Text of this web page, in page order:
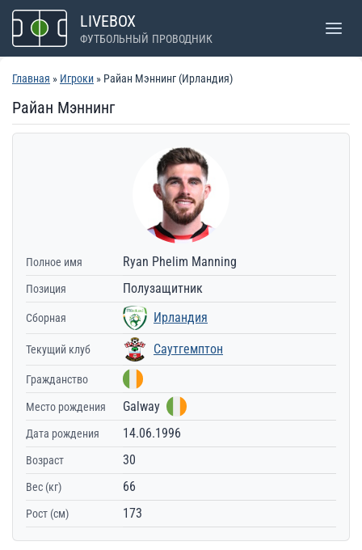
Перейти
содержимому
LIVEBOX
ФУТБОЛЬНЫЙ ПРОВОДНИК
Главная » Игроки » Райан Мэннинг (Ирландия)
Райан Мэннинг
Полное имя Ryan Phelim Manning
Позиция Полузащитник
Сборная Ирландия
Текущий клуб Саутгемптон
Гражданство
Место рождения Galway
Дата рождения 14.06.1996
Возраст 30
Вес (кг) 66
Рост (см) 173